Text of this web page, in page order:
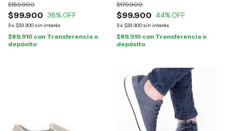
$99.900
$159.900
38% OFF
3x $33.300 sin interés
$89.910 con Transferencia o
depósito
$99.900
$179.900
44% OFF
3x $33.300 sin interés
$89.910 con Transferencia o
depósito